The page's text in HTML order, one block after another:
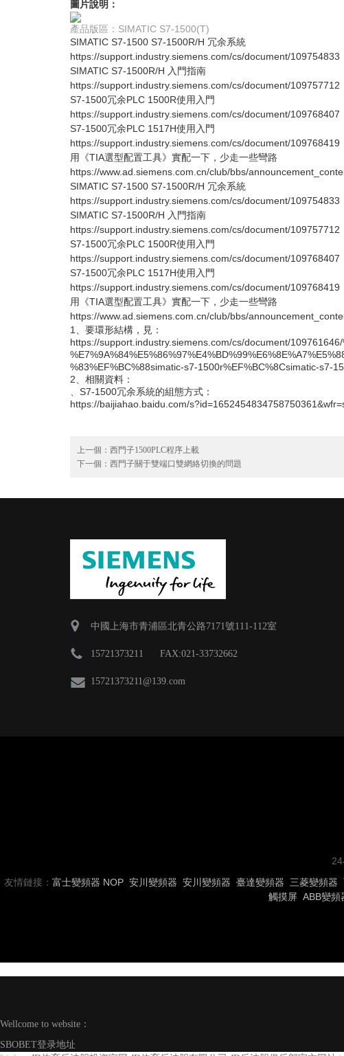
圖片說明：
產品版區： SIMATIC S7-1500(T)
SIMATIC S7-1500 S7-1500R/H 冗余系統
https://support.industry.siemens.com/cs/document/109754833
SIMATIC S7-1500R/H 入門指南
https://support.industry.siemens.com/cs/document/109757712
S7-1500冗余PLC 1500R使用入門
https://support.industry.siemens.com/cs/document/109768407
S7-1500冗余PLC 1517H使用入門
https://support.industry.siemens.com/cs/document/109768419
用《TIA選型配置工具》實配一下，少走一些彎路
https://www.ad.siemens.com.cn/club/bbs/
SIMATIC S7-1500 S7-1500R/H 冗余系統
https://support.industry.siemens.com/cs/document/109754833
SIMATIC S7-1500R/H 入門指南
https://support.industry.siemens.com/cs/document/109757712
S7-1500冗余PLC 1500R使用入門
https://support.industry.siemens.com/cs/document/109768407
S7-1500冗余PLC 1517H使用入門
https://support.industry.siemens.com/cs/document/109768419
用《TIA選型配置工具》實配一下，少走一些彎路
https://www.ad.siemens.com.cn/club/bbs/
1、要環形結構，見：
https://support.industry.siemens.com/cs/document/
%83%EF%BC%88simatic-s7-1500r%EF%BC%8Csimatic-s7-
2、相關資料：
、S7-1500冗余系統的組態方式：
https://baijiahao.baidu.com/
上一個： 西門子1500PLC程序上載
下一個： 西門子關于雙端口雙網絡切換的問題
中國上海市青浦區北青公路7171號111-112室
15721373211 FAX:021-33732662
15721373211@139.com
友情鏈接： 富士變頻器 NOP 安川變頻器 安川變頻器 臺達變頻器 三菱變頻器
觸摸屏 ABB變頻
Wellcome to website：
SBOBET登录地址